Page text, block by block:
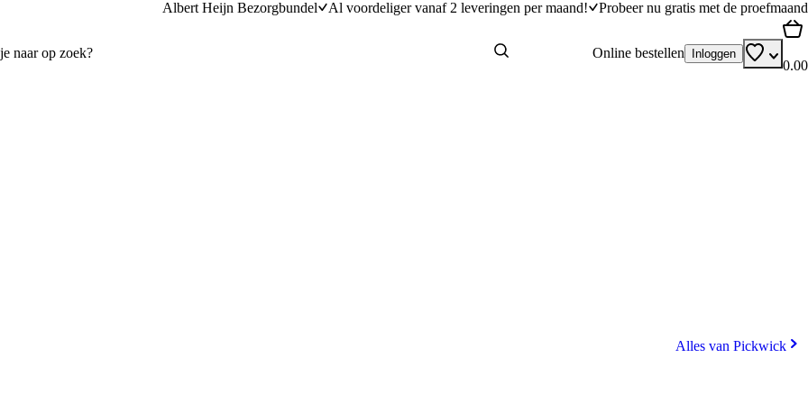
Albert Heijn Bezorgbundel Al voordeliger vanaf 2 leveringen per maand! Probeer nu gratis met de proefmaand
Online bestellen Inloggen
0.00
Alles van Pickwick